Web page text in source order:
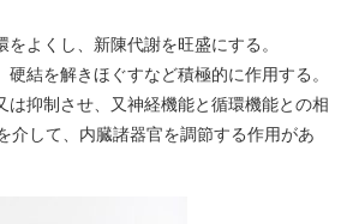
をよくし、新陳代謝を旺盛にする。
硬結を解きほぐすなど積極的に作用する。
は抑制させ、又神経機能と循環機能との相
介して、内臓諸器官を調節する作用があ